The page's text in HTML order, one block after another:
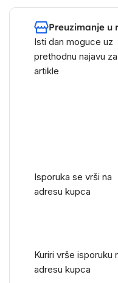
Preuzimanje u
Isti dan moguce uz
prethodnu najavu
artikle
Isporuka se vrši na
adresu kupca
Kuriri vrše isporuku
adresu kupca